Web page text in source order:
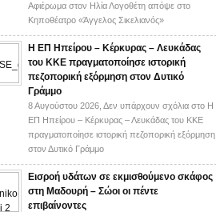
Αφιέρωμα στον Ηλία Λογοθέτη απόψε στο
Κηποθέατρο «Άγγελος Σικελιανός»
Η ΕΠ Ηπείρου – Κέρκυρας – Λευκάδας
του ΚΚΕ πραγματοποίησε ιστορική
πεζοπορική εξόρμηση στον Δυτικό
Γράμμο
8 Αυγούστου 2026, Δεν υπάρχουν σχόλια στο Η
ΕΠ Ηπείρου – Κέρκυρας – Λευκάδας του ΚΚΕ
πραγματοποίησε ιστορική πεζοπορική εξόρμηση
στον Δυτικό Γράμμο
Εισροή υδάτων σε εκμισθούμενο σκάφος
στη Μαδουρή – Σώοι οι πέντε
επιβαίνοντες